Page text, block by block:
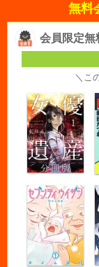
無料
会員限定無
＼こ